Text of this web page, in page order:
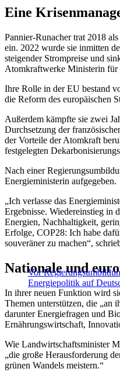
Eine
Pannier-Runacher trat 2018
ein. 2022 wurde sie inmitten
steigender Strompreise und
Atomkraftwerke Ministerin für
Ihre Rolle in der EU bestand
die Reform des europäischen
Außerdem kämpfte sie zwei
Durchsetzung der
der Vorteile der Atomkraft
festgelegten
Nach einer
Energieministerin aufgegeben.
„Ich verlasse das
Ergebnisse. Wiedereinstieg in
Energien, Nachhaltigkeit,
Erfolge, COP28: Ich habe
souveräner zu machen“,
Vor
Energiepolitik auf
Nationale und
In ihrer neuen Funktion wird
Themen unterstützen, die „an
darunter Energiefragen und
Ernährungswirtschaft,
Wie Landwirtschaftsminister
„die große Herausforderung
grünen Wandels meistern.“